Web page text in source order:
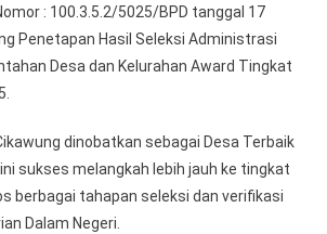
Provinsi
Jawa
Barat
Seleksi
Dan
: 100.3.5.2/5025/BPD tanggal 17
Penetapan Hasil Seleksi Administrasi
Desa dan Kelurahan Award Tingkat
dinobatkan sebagai Desa Terbaik
sukses melangkah lebih jauh ke tingkat
berbagai tahapan seleksi dan verifikasi
Dalam Negeri.